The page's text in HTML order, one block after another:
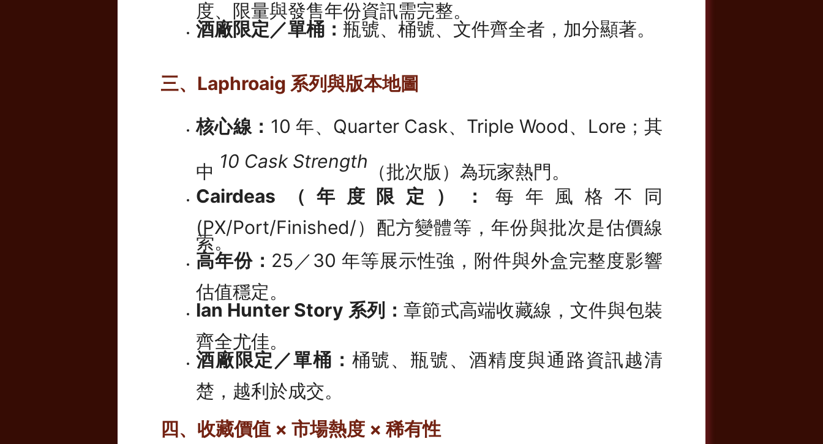
度、限量與發售年份資訊需完整。
酒廠限定／單桶： 瓶號、桶號、文件齊全者，加分顯著。
三、Laphroaig 系列與版本地圖
核心線： 10 年、Quarter Cask、Triple Wood、Lore；其
中 10 Cask Strength （批次版）為玩家熱門。
Cairdeas（年度限定）： 每年風格不同
(PX/Port/Finished/）配方變體等，年份與批次是估價線
索。
高年份： 25／30 年等展示性強，附件與外盒完整度影響
估值穩定。
Ian Hunter Story 系列：章節式高端收藏線，文件與包裝
齊全尤佳。
酒廠限定／單桶： 桶號、瓶號、酒精度與通路資訊越清
楚，越利於成交。
四、收藏價值 × 市場熱度 × 稀有性